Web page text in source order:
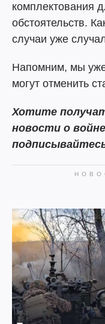
комплектования
обстоятельств.
случаи уже
Напомним, мы
могут отменить
Хотите
новости о